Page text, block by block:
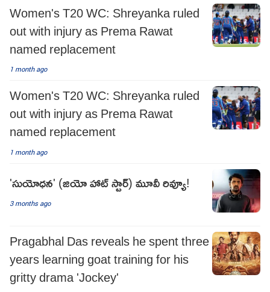
Women's T20 WC: Shreyanka ruled
out with injury as Prema Rawat
named replacement
1 month ago
Women's T20 WC: Shreyanka ruled
out with injury as Prema Rawat
named replacement
1 month ago
'సుయోధన' (జియో హాట్ స్టార్) మూవీ రివ్యూ!
3 months ago
Pragabhal Das reveals he spent three
years learning goat training for his
gritty drama 'Jockey'